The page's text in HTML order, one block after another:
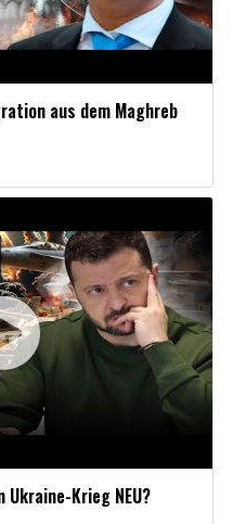
aus dem Maghreb
Ukraine-Krieg NEU?